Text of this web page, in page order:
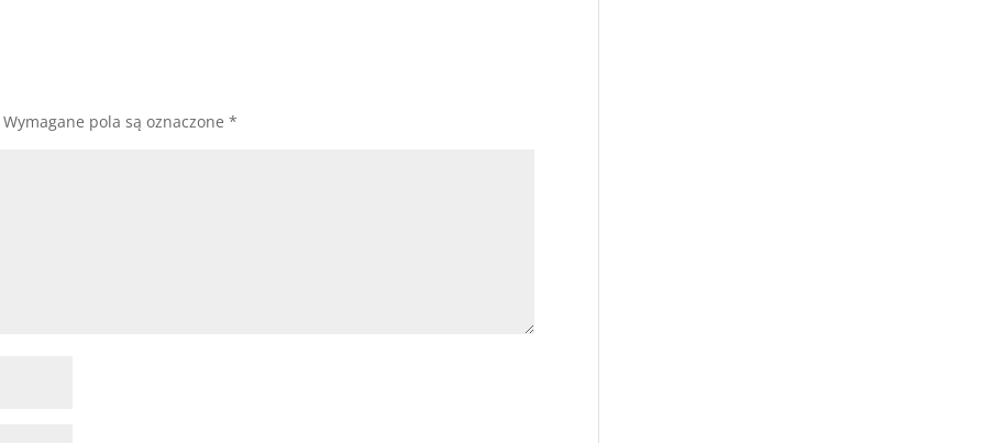
Wymagane pola są oznaczone*